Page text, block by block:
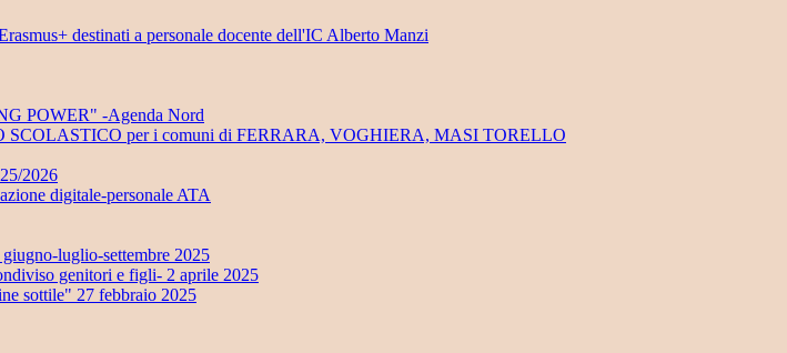
destinati a personale docente dell'IC Alberto Manzi
POWER" -Agenda Nord
SCOLASTICO per i comuni di FERRARA, VOGHIERA, MASI TORELLO
2026
digitale-personale ATA
luglio-settembre 2025
genitori e figli- 2 aprile 2025
sottile" 27 febbraio 2025